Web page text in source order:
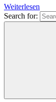
Weiterlesen
Search for: